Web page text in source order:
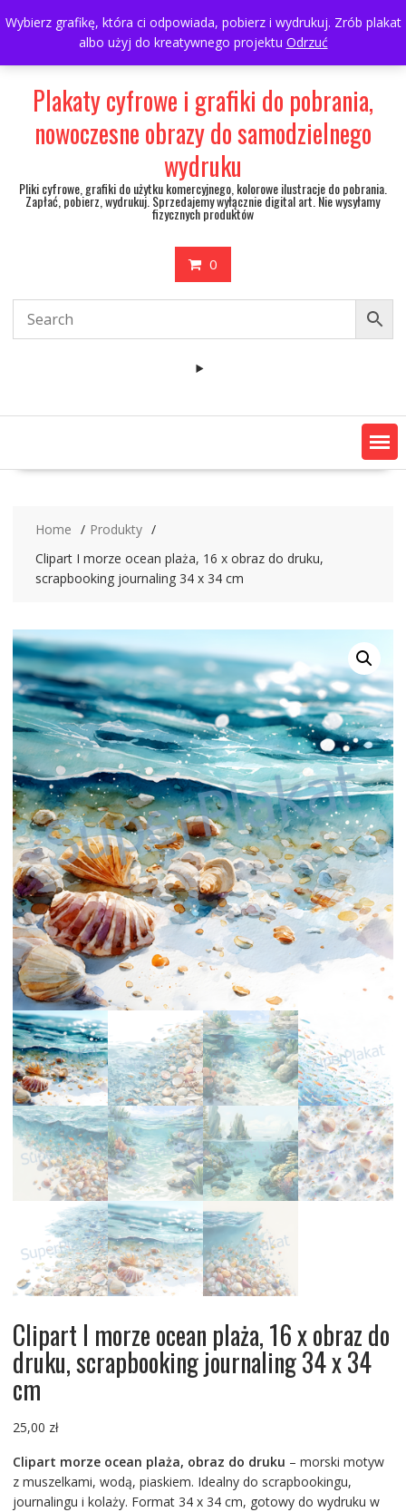
Wybierz grafikę, która ci odpowiada, pobierz i wydrukuj. Zrób plakat
albo użyj do kreatywnego projektu Odrzuć
to
697063361
walulik@gmail.com
My Account
Plakaty cyfrowe i grafiki do pobrania,
nowoczesne obrazy do samodzielnego
wydruku
Pliki cyfrowe, grafiki do użytku komercyjnego, kolorowe ilustracje do pobrania.
Zapłać, pobierz, wydrukuj. Sprzedajemy wyłącznie digital art. Nie wysyłamy
fizycznych produktów
0
Home
Produkty
Clipart I morze ocean plaża, 16 x obraz do druku,
scrapbooking journaling 34 x 34 cm
Clipart I morze ocean plaża, 16 x obraz do
druku, scrapbooking journaling 34 x 34
cm
25,00 zł
Clipart morze ocean plaża, obraz do druku – morski motyw
z muszelkami, wodą, piaskiem. Idealny do scrapbookingu,
journalingu i kolaży. Format 34 x 34 cm, gotowy do wydruku w